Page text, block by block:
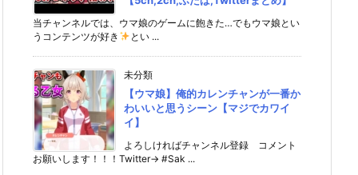
当チャンネルでは、ウマ娘のゲームに飽きた…でもウマ娘とい
うコンテンツが好き
とい ...
未分類
【ウマ娘】俺的カレンチャンが一番か
わいいと思うシーン【マジでカワイ
イ】
よろしければチャンネル登録 コメント
お願いします！！！Twitter→ #Sak ...